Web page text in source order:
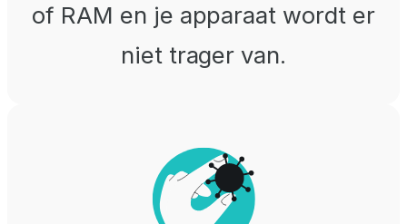
of RAM en je apparaat wordt er
niet trager van.